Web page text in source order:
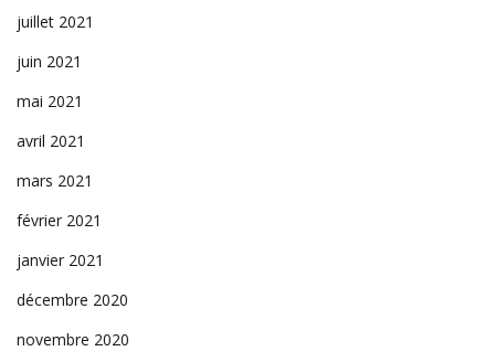
juillet 2021
juin 2021
mai 2021
avril 2021
mars 2021
février 2021
janvier 2021
décembre 2020
novembre 2020